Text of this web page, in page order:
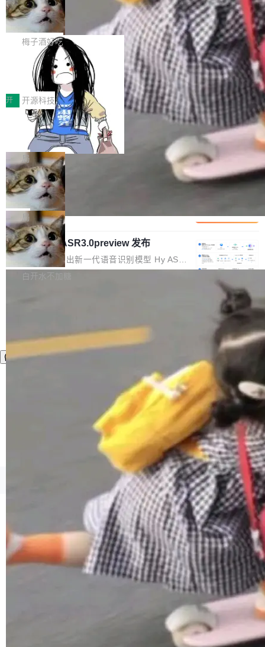
有云模型能够满足快速试用和效率提升的需求。
但对于金融、能源、医疗等对数据安全要求较...
让AI用起来，还要进一步看清混合算力时代下，
Token花在哪里、算力是否被充分利用，以及持
续增长的AI成本该如何优化。 深信服AI算力网关
正是围绕这些实际问题，从Token治理和成本治
理两个方面，让用户的每一份算力都看得清、管
得住、用得稳、省得下、更安全！ 一、从现在开
始，Token使用一目...
ean 在 Google 工作了 27 年后，宣布离职。 他
不是一个人走。一同离开的还有 Sanjay Ghema
wat（Google 员工编号 23，Jeff Dean 二十多
年的编程搭档，MapReduce 和 Bigtable 的共同
作者）、Quoc Le（Google 大脑核心成员，Se
q2Seq 和 DocAI 的共同发明人）以及 Oriol Vin
yals（Gemini 联合负责人，AlphaSta...
🔥 SolonCode v2026.8.4 发布：界面
字体可调、22 种语言、记忆搜索增强
打开终端就能上岗的全中文编码智能体，这一轮
把「看得清、用母语、记得住」三件事一次补
齐。 SolonCode 是什么 SolonCode 是杭州无
耳科技研发的企业级终端编码智能体——一位全
中文驱动的数字员工，自主理解需求、规划步
骤、编写代码。不挑模型、不挑平台，curl 一行
装完即用。 开源地址：Gitee · GitCode · GitHu
b 安装 支持 Java 8+（8~26）、macOS / Linu
x / Windows / Harmony PC。 # macOS / Linu
x / Harmony PC curl -fsSL https://solon.noea
r.org/solon...
梅子酒好吃
让“代码语义理解”深度释放AI Coding
价值潜能：华为云码道（CodeArts）
代码仓技术解析
一、代码仓深度理解技术的作用与价值 在软件工
程实践中，代码仓是企业核心知识资产的主要载
体。企业级代码仓库通常包含数十万乃至数百万
个文件，其规模远超单次模型调用可承载的上下
文窗口。随着项目规模的持续扩张与代码历史的
不断累积，代码仓中的模块关系、接口契约、业
务逻辑等关键信息往往分散于数十乃至数百个文
件之中，形成高度复杂的知识关联网络。传统的
代码检索手段（如关键词匹配、目录遍历）仅能
在语法层面完成文本定位，难以触及代码的语义
内涵与结构关联，导致开发者使用代码智能体在
理解大规模代码仓时面临显著"代码仓理解"瓶
颈。 代码仓深度理解服务（以下简称" CodeBas
e深度理解服务"）是华为云码道（CodeA...
开 开源科技
一条“删库”命令跑 17 小时，算法工程
师删光 89TB 数据只为干私活
最高人民检察院8月4日公布了一起案件：北京一
名90后算法工程师王某，为了给自己接的私活腾
服务器空间，删光了公司AI游戏部门的全部核心
数据。 王某2024年1月入职东城区某科技公司AI
短剧部门，有互联网大厂背景。在公司内部架构
调整期间，部门三次通知全员将数据从A集群迁
移到B集群，王某都回复了"收到"。 他没有迁移
数据。2024年9月3日下午4点，他使用此前登录
的账号密码进入A集群，输入了一条被程序员圈
称为"删库跑路"的命令——最高管理员权限、无
局
Cloudflare 分享推理优化实践：KV ca
che 量化 + 权重压缩，吞吐量提升 4
1%，成本降 30%
Kimi 和 GLM 是当前最强的大模型系列之一，但
它们有一个共同的问题：太吃显存了。月之暗面
的 Kimi K 系列和智谱的 GLM 都是长上下文、M
oE 架构的大模型，好用到让人上瘾，但 GPU 显
存永远不够用。 Cloudflare 的 Workers AI 团队
一直在跑这些模型的推理。他们在官方博客上发
整性保护。效果是：吞吐量提升 41%，每 token
成本降低 30%，精度不变。 FP8 省的不仅是显
存 KV cache 是推理时最吃显...
局
腾讯混元 Hy ASR3.0preview 发布
腾讯混元正式推出新一代语音识别模型 Hy ASR
3.0preview。基于最新一代大语言模型 Hy3 的
让语音识别不再只是听清，而是真正听懂。通过
先理解你的语境和意图，再把准确的文字直接给
到你。从“逐字转写、单点优化”演进为“理解语
境、兼容场景、一键直出”。 Hy ASR 3.0 previe
w 不要求标准普通话，方言识别覆盖粤语、吴语
等 10 大方言片区和 20 余个二级小片区。在开
源评测集中，Hy ASR 3.0 preview 在多语种的
白开水不加糖
©OSCHINA(OSChina.NET) 京ICP备2025119063号